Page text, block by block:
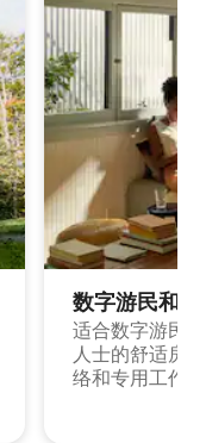
数字游民和
适合数字游民
人士的舒适房
络和专用工作